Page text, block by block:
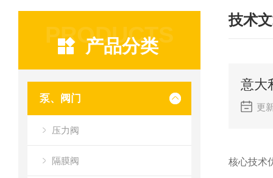
PRODUCTS
产品分类
泵、阀门
压力阀
隔膜阀
技术
意大
更
核心技术